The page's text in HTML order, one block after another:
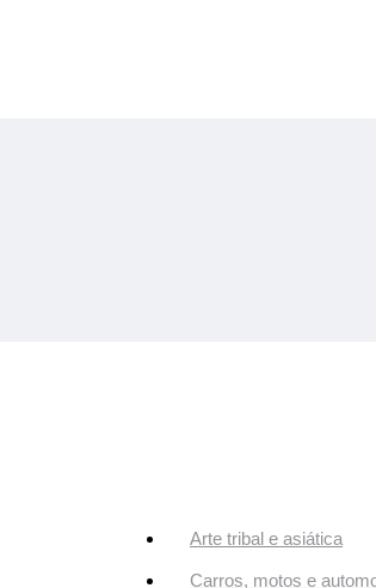
Arte tribal e asiática
Carros, motos e